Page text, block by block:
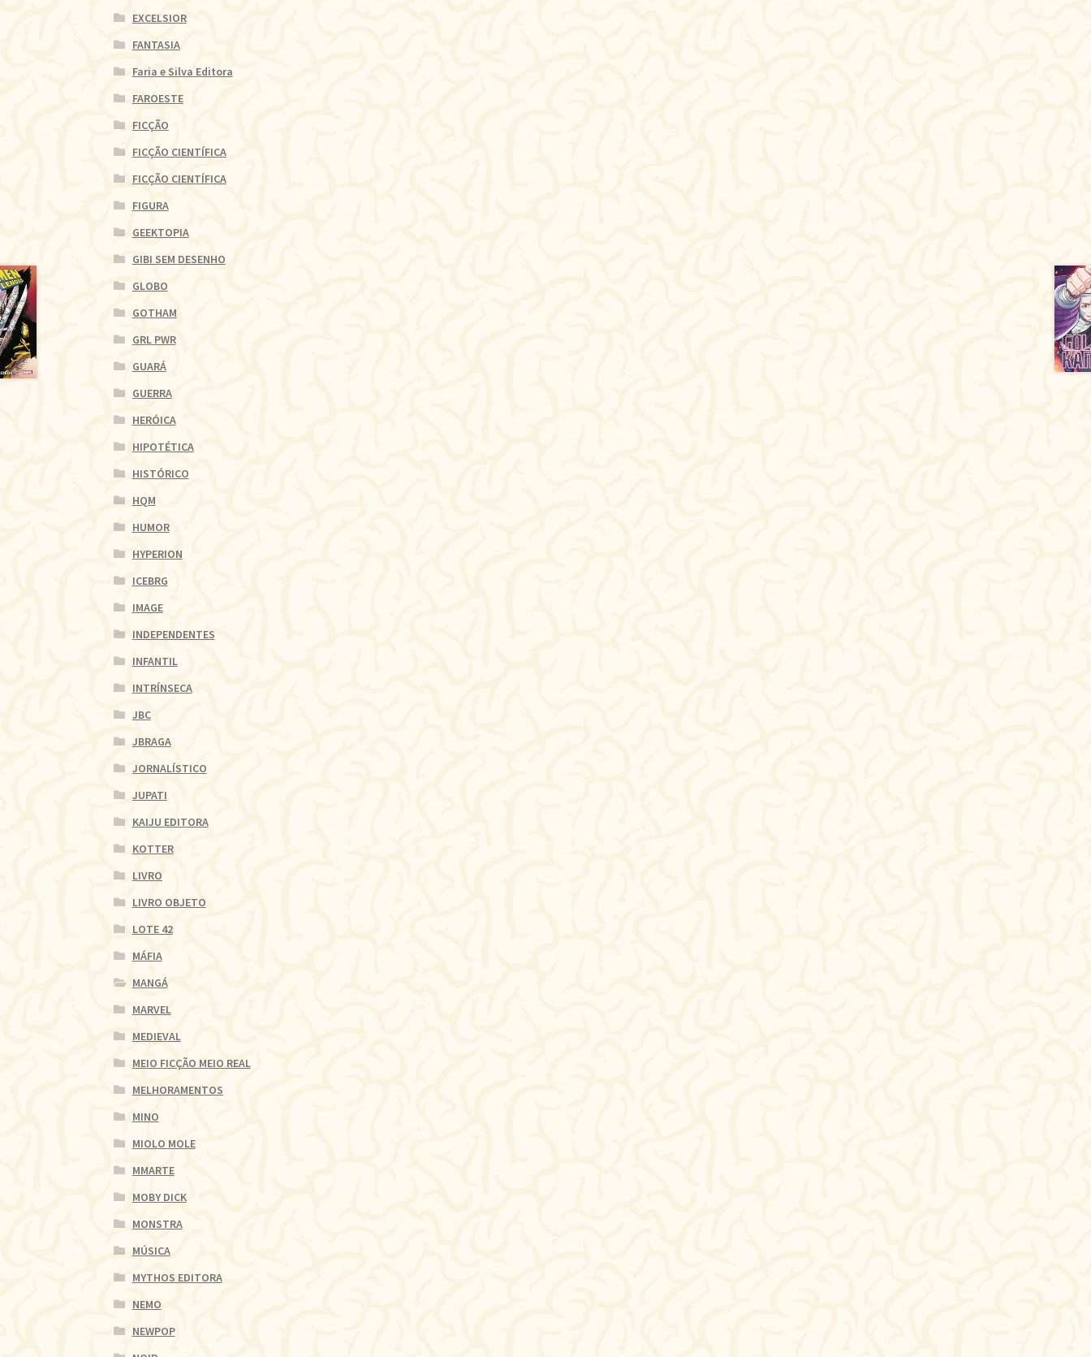
EXCELSIOR
FANTASIA
Faria e Silva Editora
FAROESTE
FICÇÃO
FICÇÃO CIENTÍFICA
FICÇÃO CIENTÍFICA
FIGURA
GEEKTOPIA
GIBI SEM DESENHO
GLOBO
GOTHAM
GRL PWR
GUARÁ
GUERRA
HERÓICA
HIPOTÉTICA
HISTÓRICO
HQM
HUMOR
HYPERION
ICEBRG
IMAGE
INDEPENDENTES
INFANTIL
INTRÍNSECA
JBC
JBRAGA
JORNALÍSTICO
JUPATI
KAIJU EDITORA
KOTTER
LIVRO
LIVRO OBJETO
LOTE 42
MÁFIA
MANGÁ
MARVEL
MEDIEVAL
MEIO FICÇÃO MEIO REAL
MELHORAMENTOS
MINO
MIOLO MOLE
MMARTE
MOBY DICK
MONSTRA
MÚSICA
MYTHOS EDITORA
NEMO
NEWPOP